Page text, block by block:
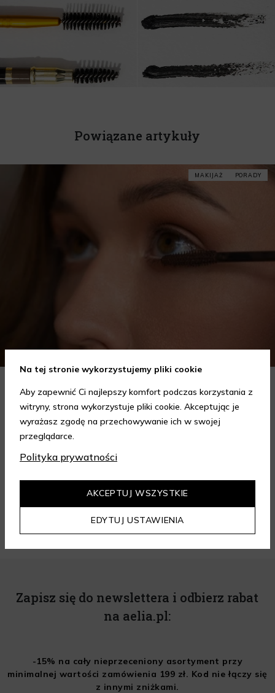
Powiązane artykuły
MAKIJAŻ PORADY
Piękne rzęsy każdego dnia: jak poprawnie nakładać
tusze do rzęs?
Grudki na rzęsach i posklejane włoski nie są tym, o czym
marzysz, gdy wykonujesz make-up. Abyś mogła tego uniknąć,
podpatrzyliśmy dla ciebie, jak zawodowe makijażystki malują
twoje spojrzenie było zjawiskowo podkreślone.
ZOBACZ WIĘCEJ
Zapisz się do newslettera i odbierz rabat
na aelia.pl:
-15% na cały nieprzeceniony asortyment przy
minimalnej wartości zamówienia 199 zł. Kod nie łączy się
z innymi zniżkami.
Na tej stronie wykorzystujemy pliki cookie
Aby zapewnić Ci najlepszy komfort podczas korzystania z
witryny, strona wykorzystuje pliki cookie. Akceptując je
wyrażasz zgodę na przechowywanie ich w swojej
przeglądarce.
Polityka prywatności
EDYTUJ USTAWIENIA
AKCEPTUJ WSZYSTKIE